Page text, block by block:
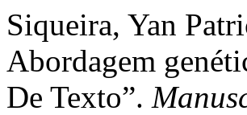
Siqueira, Yan
Abordagem
De Texto”.